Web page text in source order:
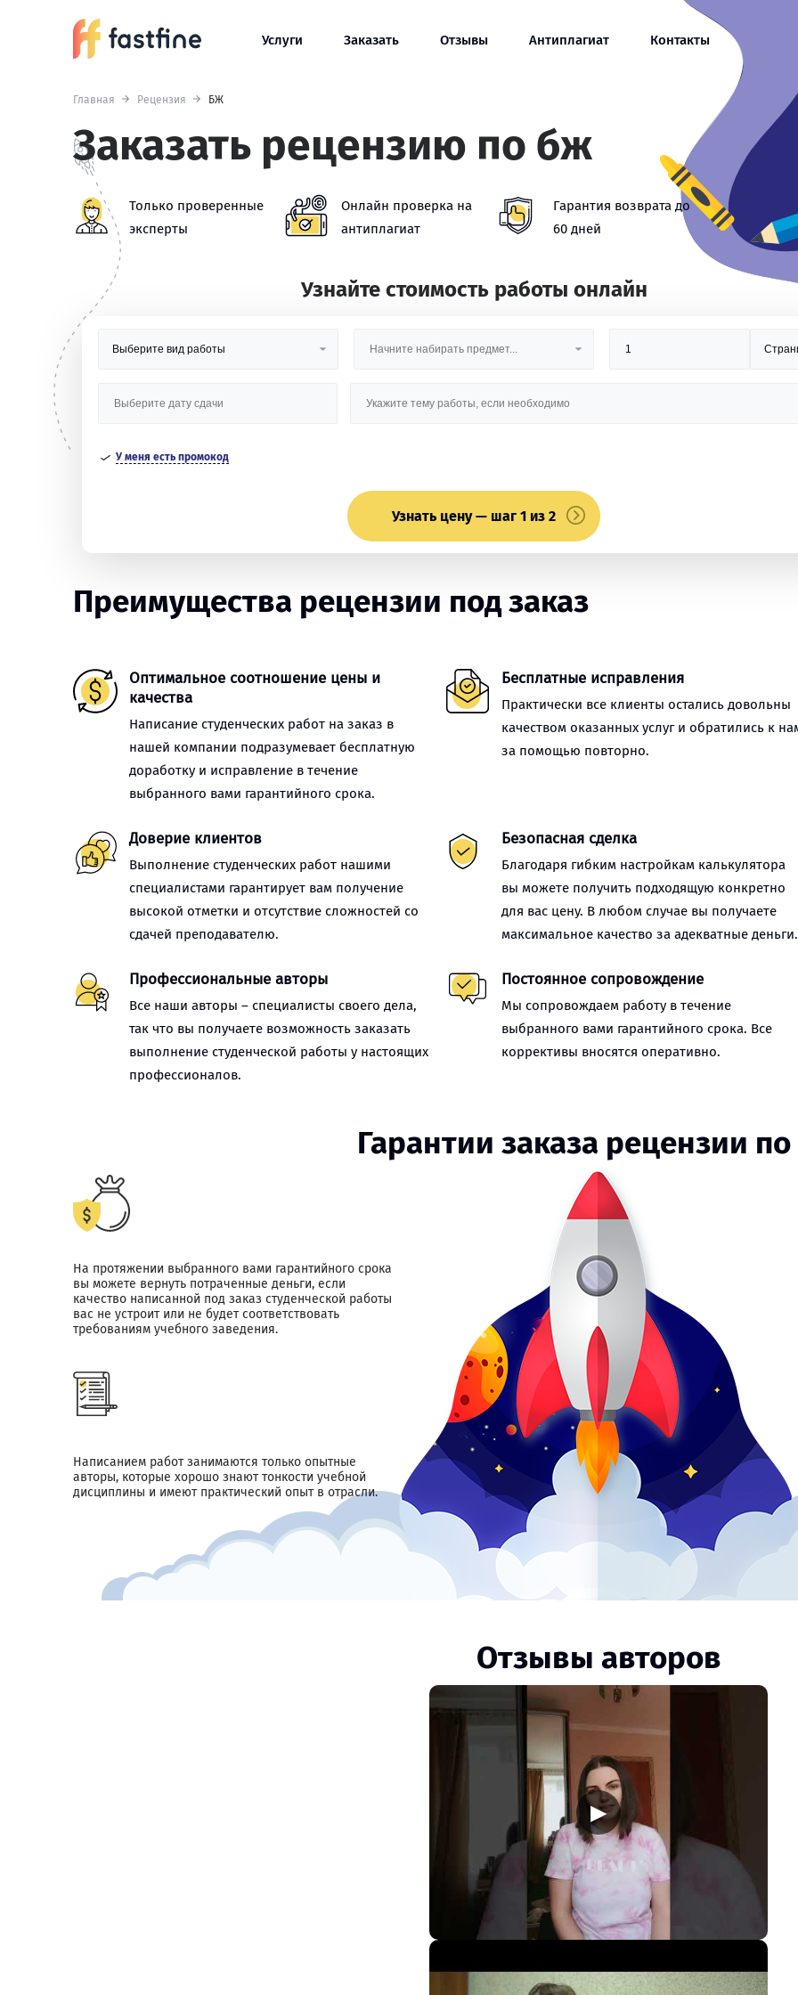
Услуги Заказать Отзывы Антиплагиат Контакты
Главная Рецензия БЖ
Заказать рецензию по бж
Только проверенные
эксперты
Онлайн проверка на
антиплагиат
Гарантия возврата до
60 дней
Узнайте стоимость работы онлайн
У меня есть промокод
Узнать цену — шаг 1 из 2
Преимущества рецензии под заказ
Оптимальное соотношение цены и
качества
Написание студенческих работ на заказ в
нашей компании подразумевает бесплатную
доработку и исправление в течение
выбранного вами гарантийного срока.
Бесплатные исправления
Практически все клиенты остались довольны
качеством оказанных услуг и обратились к
за помощью повторно.
Доверие клиентов
Выполнение студенческих работ нашими
специалистами гарантирует вам получение
высокой отметки и отсутствие сложностей со
сдачей преподавателю.
Безопасная сделка
Благодаря гибким настройкам калькулятора
вы можете получить подходящую конкретно
для вас цену. В любом случае вы получаете
максимальное качество за адекватные деньги.
Профессиональные авторы
Все наши авторы – специалисты своего дела,
так что вы получаете возможность заказать
выполнение студенческой работы у настоящих
профессионалов.
Постоянное сопровождение
Мы сопровождаем работу в течение
выбранного вами гарантийного срока. Все
коррективы вносятся оперативно.
Гарантии заказа рецензии
На протяжении выбранного вами гарантийного срока
вы можете вернуть потраченные деньги, если
качество написанной под заказ студенческой работы
вас не устроит или не будет соответствовать
требованиям учебного заведения.
Написанием работ занимаются только опытные
авторы, которые хорошо знают тонкости учебной
дисциплины и имеют практический опыт в отрасли.
Отзывы авторов
▶